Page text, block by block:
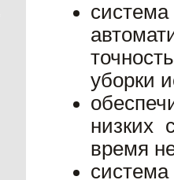
уборки
низких
время
система